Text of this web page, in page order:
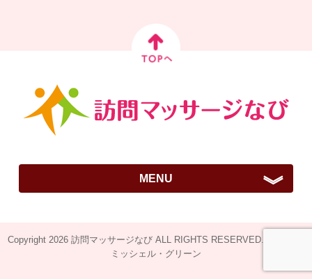
MENU
ご挨拶
訪問はりきゅうマッサージとは？
Copyright 2026 訪問マッサージなび ALL RIGHTS RESERVED.Design by
ミッシェル・グリーン